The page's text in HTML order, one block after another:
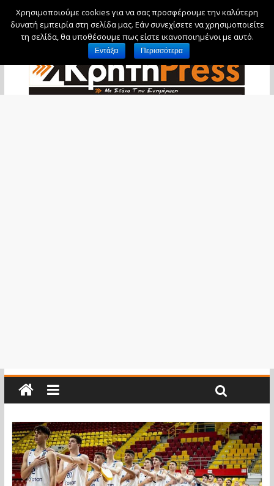
Σάββατο, 8 Αυγούστου, 2026
Χρησιμοποιούμε cookies για να σας προσφέρουμε την καλύτερη
δυνατή εμπειρία στη σελίδα μας. Εάν συνεχίσετε να χρησιμοποιείτε
τη σελίδα, θα υποθέσουμε πως είστε ικανοποιημένοι με αυτό.
Εντάξει Περισσότερα